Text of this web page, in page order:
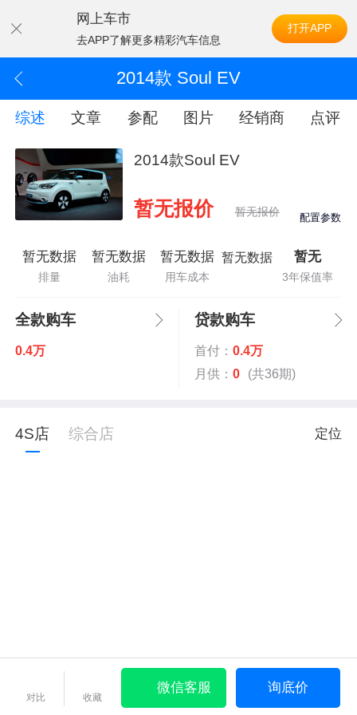
网上车市
去APP了解更多精彩汽车信息
打开APP
2014款 Soul EV
综述 文章 参配 图片 经销商 点评
2014款Soul EV
暂无报价 暂无报价 配置参数
暂无数据
排量
暂无数据
油耗
暂无数据
用车成本
暂无数据 暂无
3年保值率
全款购车
0.4万
贷款购车
首付： 0.4万
月供： 0 (共36期)
4S店 综合店 定位
对比 收藏
微信客服 询底价